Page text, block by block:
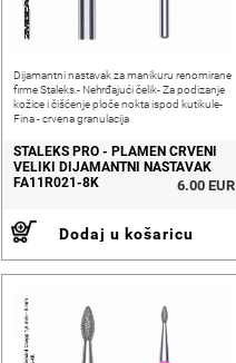
Dijamantni nastavak za manikuru renomirane
firme Staleks.- Nehrđajući čelik- Za podizanje
kožice i čišćenje ploče nokta ispod kutikule-
Fina - crvena granulacija
STALEKS PRO - PLAMEN CRVENI
VELIKI DIJAMANTNI NASTAVAK
FA11R021-8K
6.00 EUR
Dodaj u košaricu